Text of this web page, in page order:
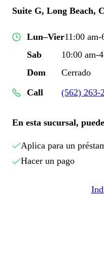
Suite G, Long Beach,
Lun–Vier11:00
Sab
10:00 am-
Dom
Cerrado
Call
(562) 263-
En esta sucursal,
Aplica para un
Hacer un pago